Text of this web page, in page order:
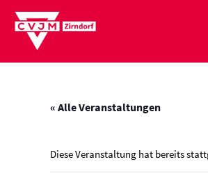
Inhalt
springen
« Alle Veranstaltungen
Diese Veranstaltung hat bereits